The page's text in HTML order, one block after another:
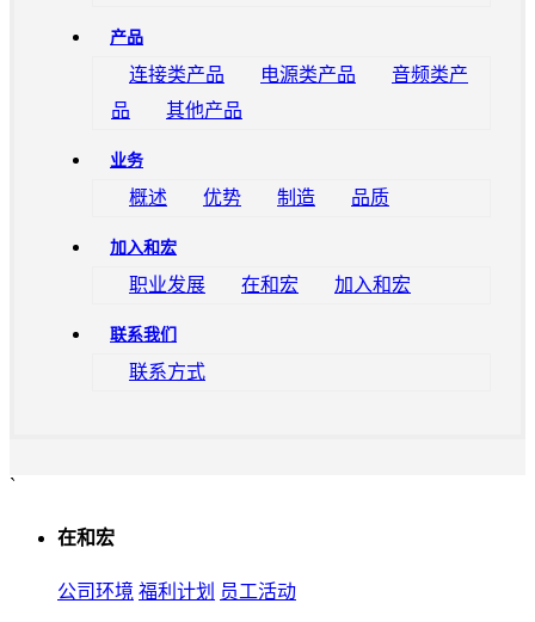
产品
连接类产品 电源类产品
音频类产
品
其他产品
业务
概述 优势 制造 品质
加入和宏
职业发展 在和宏 加入和宏
联系我们
联系方式
`
在和宏
公司环境 福利计划 员工活动